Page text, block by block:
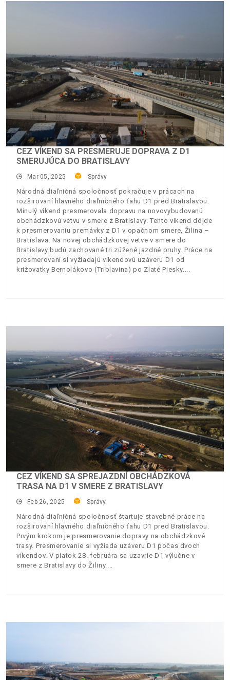
CEZ VÍKEND SA PRESMERUJE DOPRAVA Z D1
SMERUJÚCA DO BRATISLAVY
Mar 05, 2025 Správy
Národná diaľničná spoločnosť pokračuje v prácach na
rozširovaní hlavného diaľničného ťahu D1 pred Bratislavou.
Minulý víkend presmerovala dopravu na novovybudovanú
obchádzkovú vetvu v smere z Bratislavy. Tento víkend dôjde
k presmerovaniu premávky z D1 v opačnom smere, Žilina –
Bratislava. Na novej obchádzkovej vetve v smere do
Bratislavy budú zachované tri zúžené jazdné pruhy. Práce na
presmerovaní si vyžiadajú víkendovú uzáveru D1 od
križovatky Bernolákovo (Triblavina) po Zlaté Piesky.
CEZ VÍKEND SA SPREJAZDNÍ OBCHÁDZKOVÁ
TRASA NA D1 V SMERE Z BRATISLAVY
Feb 26, 2025 Správy
Národná diaľničná spoločnosť štartuje stavebné práce na
rozširovaní hlavného diaľničného ťahu D1 pred Bratislavou.
Prvým krokom je presmerovanie dopravy na obchádzkové
trasy. Presmerovanie si vyžiada uzáveru D1 počas dvoch
víkendov. V piatok 28. februára sa uzavrie D1 výlučne v
smere z Bratislavy do Žiliny.